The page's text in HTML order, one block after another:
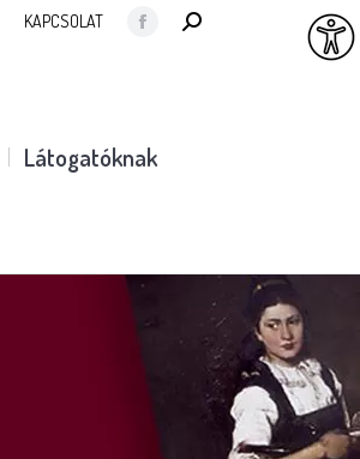
KAPCSOLAT
Facebook
new
SEARCH:
Látogatóknak